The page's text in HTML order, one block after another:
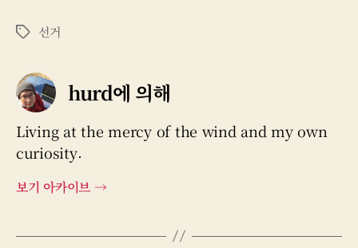
태
선거
hurd에 의해
Living at the mercy of the wind and my own
curiosity.
보기 아카이브 →